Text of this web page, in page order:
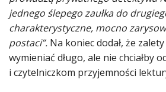
jednego ślepego zaułka do
charakterystyczne, mocno
postaci”. Na koniec dodał, że
wymieniać długo, ale nie chciałby
i czytelniczkom przyjemności